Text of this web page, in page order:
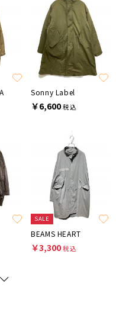
Sonny Label
￥6,600税込
SALE
BEAMS HEART
￥3,300税込